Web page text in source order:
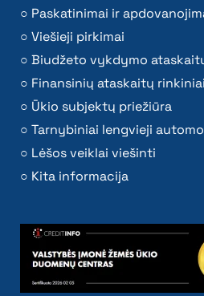
Paskatinimai ir
Viešieji pirkimai
Biudžeto vykdymo
Finansinių ataskaitų rinkiniai
Ūkio subjektų priežiūra
Tarnybiniai lengvieji
Lėšos veiklai viešinti
Kita informacija